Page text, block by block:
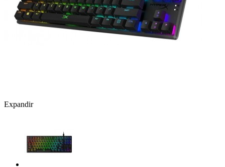
Expandir